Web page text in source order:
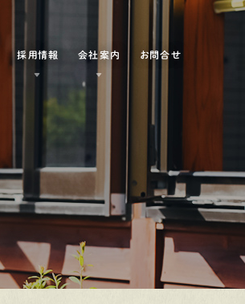
採用情報 会社案内 お問合せ